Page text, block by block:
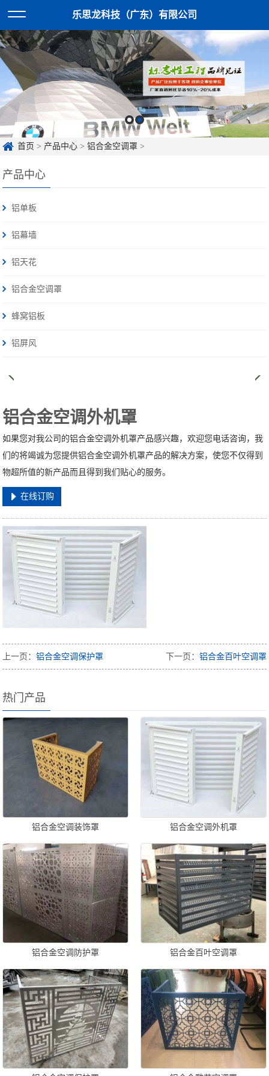
乐思龙科技（广东）有限公司
首页 > 产品中心 >铝合金空调罩 >
产品中心
铝单板
铝幕墙
铝天花
铝合金空调罩
蜂窝铝板
铝屏风
铝合金空调外机罩
如果您对我公司的铝合金空调外机罩产品感兴趣，欢迎您电话咨询，我
们的将竭诚为您提供铝合金空调外机罩产品的解决方案，使您不仅得到
物超所值的新产品而且得到我们贴心的服务。
在线订购
上一页：铝合金空调保护罩 下一页： 铝合金百叶空调罩
热门产品
铝合金空调装饰罩 铝合金空调外机罩
铝合金空调防护罩 铝合金百叶空调罩